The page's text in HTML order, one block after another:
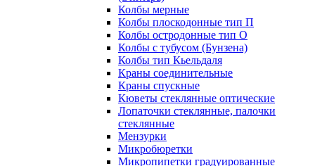
Колбы мерные
Колбы плоскодонные тип П
Колбы остродонные тип О
Колбы с тубусом (Бунзена)
Колбы тип Кьельдаля
Краны соединительные
Краны спускные
Кюветы стеклянные оптические
Лопаточки стеклянные, палочки
стеклянные
Мензурки
Микробюретки
Микропипетки градуированные